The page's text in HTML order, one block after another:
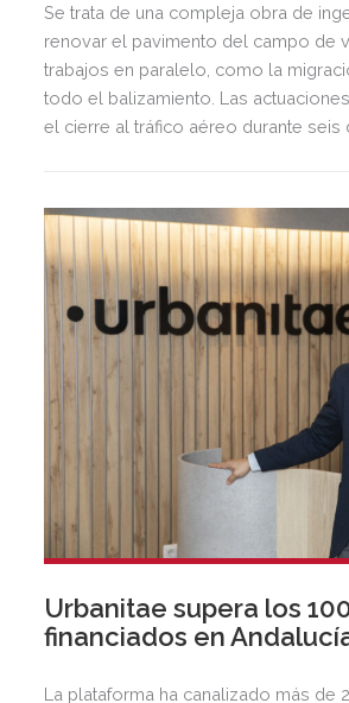
Se trata de una compleja obra de
renovar el pavimento del campo de
trabajos en paralelo, como la
todo el balizamiento. Las
el cierre al tráfico aéreo durante seis
Urbanitae supera los
financiados en
La plataforma ha canalizado más de